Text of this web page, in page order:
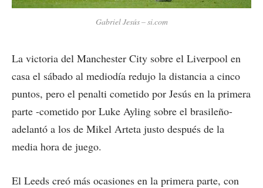
Gabriel Jesús – si.com
La victoria del Manchester City sobre el Liverpool en
casa el sábado al mediodía redujo la distancia a cinco
puntos, pero el penalti cometido por Jesús en la primera
parte -cometido por Luke Ayling sobre el brasileño-
adelantó a los de Mikel Arteta justo después de la
media hora de juego.
El Leeds creó más ocasiones en la primera parte, con